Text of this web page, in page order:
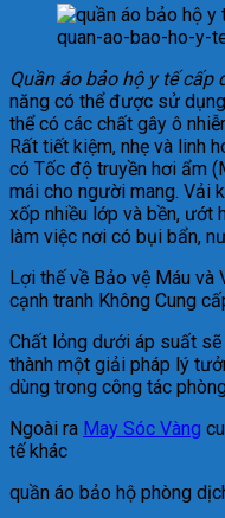
quan-ao-bao-ho-y-
Quần áo bảo hộ y tế cấp
năng có thể được sử
thể có các chất gây ô
Rất tiết kiệm, nhẹ và linh
có Tốc độ truyền hơi ẩm
mái cho người mang. Vải
xốp nhiều lớp và bền, ướt
làm việc nơi có bụi bẩn,
Lợi thế về Bảo vệ Máu
cạnh tranh Không Cung
Chất lỏng dưới áp suất
thành một giải pháp lý
dùng trong công tác
Ngoài ra May Sóc Vàng
tế khác
quần áo bảo hộ phòng